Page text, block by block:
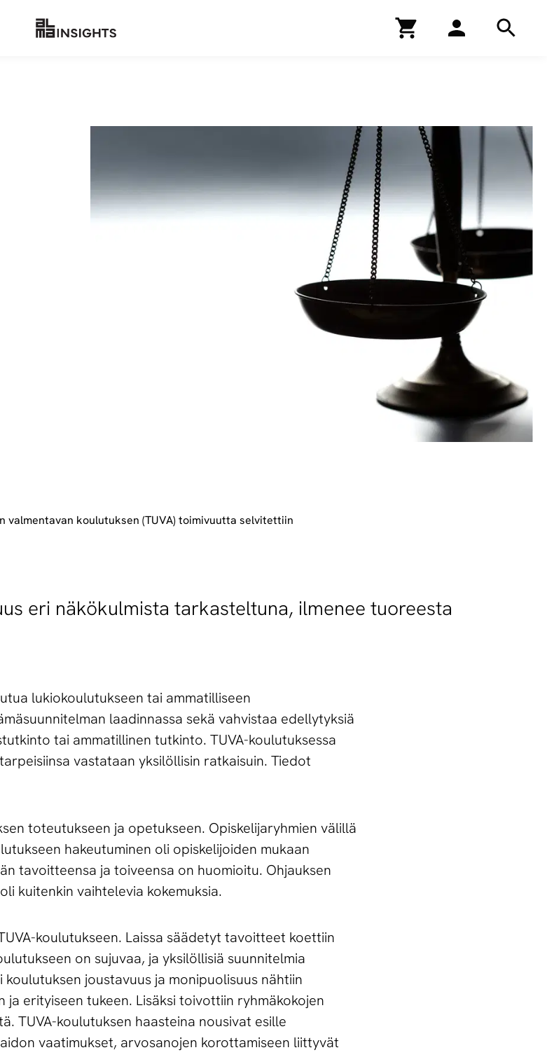
valmentavan koulutuksen (TUVA) toimivuutta selvitettiin
eri näkökulmista tarkasteltuna, ilmenee tuoreesta
lukiokoulutukseen tai ammatilliseen
laadinnassa sekä vahvistaa edellytyksiä
tai ammatillinen tutkinto. TUVA-koulutuksessa
vastataan yksilöllisin ratkaisuin. Tiedot
toteutukseen ja opetukseen. Opiskelijaryhmien välillä
hakeutuminen oli opiskelijoiden mukaan
tavoitteensa ja toiveensa on huomioitu. Ohjauksen
kuitenkin vaihtelevia kokemuksia.
koulutukseen. Laissa säädetyt tavoitteet koettiin
on sujuvaa, ja yksilöllisiä suunnitelmia
joustavuus ja monipuolisuus nähtiin
ja erityiseen tukeen. Lisäksi toivottiin ryhmäkokojen
TUVA-koulutuksen haasteina nousivat esille
vaatimukset, arvosanojen korottamiseen liittyvät